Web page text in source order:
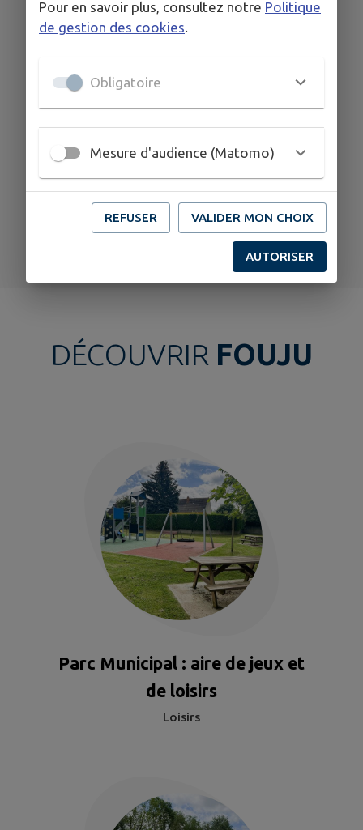
Municipale
TOUS LES ÉVÉNEMENTS
DÉCOUVRIR FOUJU
Parc Municipal : aire de jeux et
de loisirs
Loisirs
Pour en savoir plus, consultez notre Politique
de gestion des cookies
Obligatoire
Mesure d'audience (Matomo)
REFUSER VALIDER MON CHOIX
AUTORISER